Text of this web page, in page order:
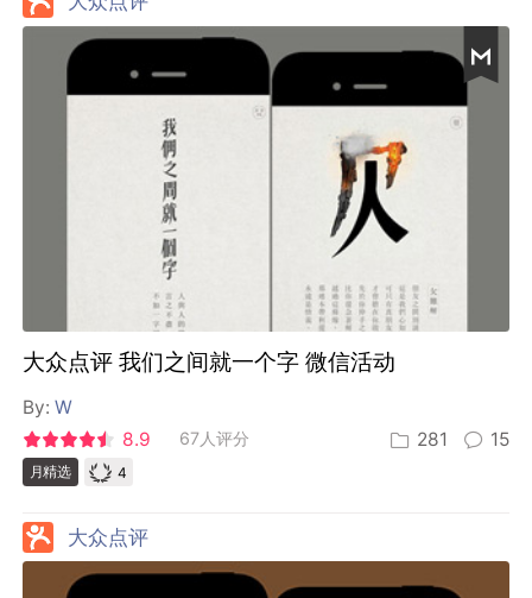
大众点评 我们之间就一个字 微信活动
By:W
8.9
67人评分 281 15
月精选 4
大众点评